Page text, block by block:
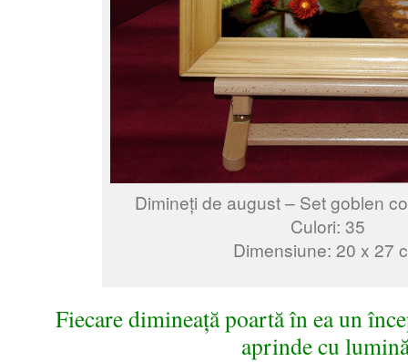
Dimineți de august – Set goblen
Culori: 35
Dimensiune: 20 x 27
Fiecare dimineață poartă în ea un
aprinde cu